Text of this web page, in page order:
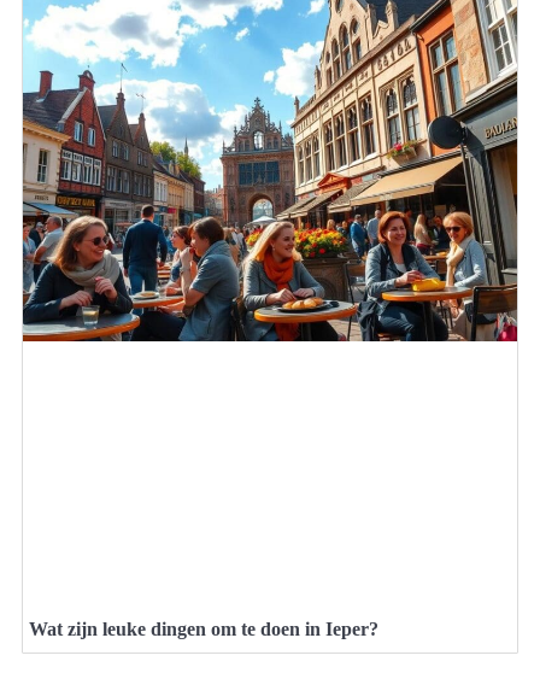
Wat zijn leuke dingen om te doen in Ieper?